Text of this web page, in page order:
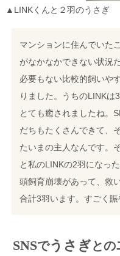
▲LINKくんと２羽のうさぎ
マンションに住んでいた
がなかなかできない状況
必要もない比較的飼いや
りました。うちのLINKは
とても癒されましたね。
だちもたくさんできて、
たいまの主人なんです。
と私のLINKの2羽になっ
頭飼育崩壊があって、救
合計3羽います。すごく賑
SNSでうさぎとの